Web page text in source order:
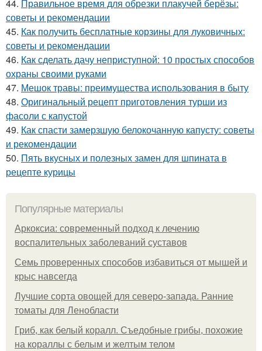
44. Правильное время для обрезки плакучей берёзы:
советы и рекомендации
45. Как получить бесплатные корзины для луковичных:
советы и рекомендации
46. Как сделать дачу неприступной: 10 простых способов
охраны своими руками
47. Мешок травы: преимущества использования в быту
48. Оригинальный рецепт приготовления турши из
фасоли с капустой
49. Как спасти замерзшую белокочанную капусту: советы
и рекомендации
50. Пять вкусных и полезных замен для шпината в
рецепте курицы
Популярные материалы
Аркоксиа: современный подход к лечению
воспалительных заболеваний суставов
Семь проверенных способов избавиться от мышей и
крыс навсегда
Лучшие сорта овощей для северо-запада. Ранние
томаты для Ленобласти
Гриб, как белый коралл. Съедобные грибы, похожие
на кораллы с белым и желтым телом